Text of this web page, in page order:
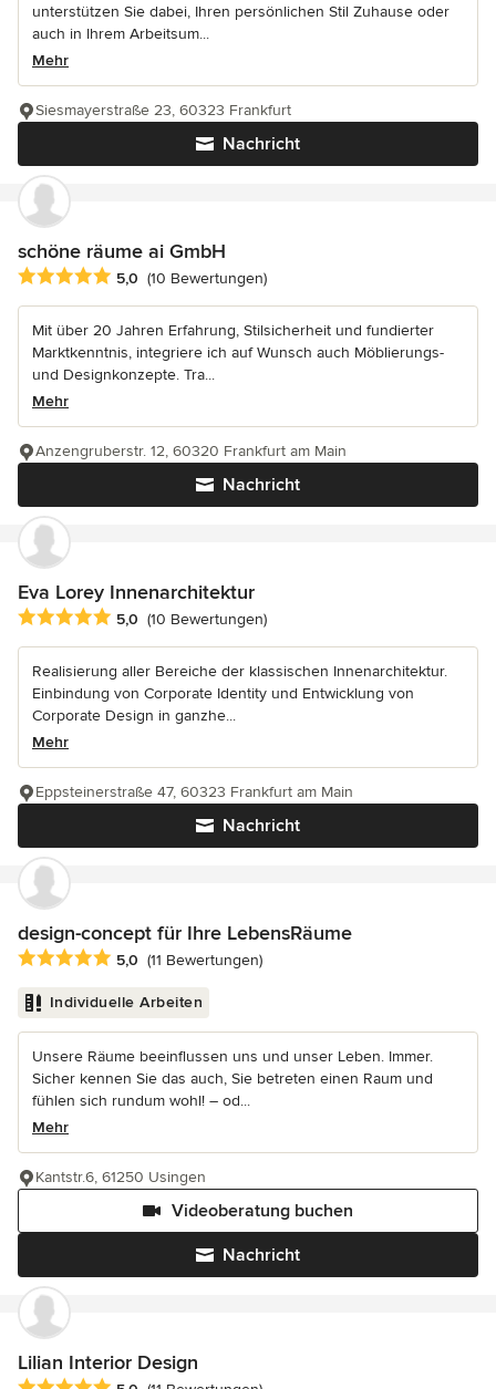
unterstützen Sie dabei, Ihren persönlichen Stil Zuhause oder
auch in Ihrem Arbeitsum...
Mehr
Nachricht
Siesmayerstraße 23, 60323 Frankfurt
schöne räume ai GmbH
Durchschnittliche Bewertung: 5 von 5 Sternen
5,0 (10 Bewertungen)
Mit über 20 Jahren Erfahrung, Stilsicherheit und fundierter
Marktkenntnis, integriere ich auf Wunsch auch Möblierungs-
und Designkonzepte. Tra...
Mehr
Nachricht
Anzengruberstr. 12, 60320 Frankfurt am Main
Eva Lorey Innenarchitektur
Durchschnittliche Bewertung: 5 von 5 Sternen
5,0 (10 Bewertungen)
Realisierung aller Bereiche der klassischen Innenarchitektur.
Einbindung von Corporate Identity und Entwicklung von
Corporate Design in ganzhe...
Mehr
Nachricht
Eppsteinerstraße 47, 60323 Frankfurt am Main
design-concept für Ihre LebensRäume
Durchschnittliche Bewertung: 5 von 5 Sternen
5,0 (11 Bewertungen)
Individuelle Arbeiten
Unsere Räume beeinflussen uns und unser Leben. Immer.
Sicher kennen Sie das auch, Sie betreten einen Raum und
fühlen sich rundum wohl! – od...
Mehr
Nachricht
Videoberatung buchen
Kantstr.6, 61250 Usingen
Lilian Interior Design